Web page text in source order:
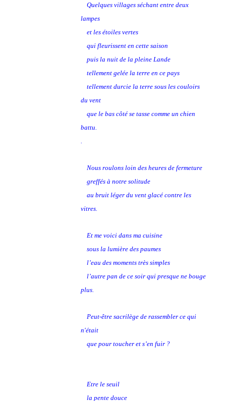
Quelques villages séchant entre deux
lampes
et les étoiles vertes
qui fleurissent en cette saison
puis la nuit de la pleine Lande
tellement gelée la terre en ce pays
tellement durcie la terre sous les couloirs
du vent
que le bas côté se tasse comme un chien
battu.
Nous roulons loin des heures de fermeture
greffés à notre solitude
au bruit léger du vent glacé contre les
vitres.
Et me voici dans ma cuisine
sous la lumière des paumes
l’eau des moments très simples
l’autre pan de ce soir qui presque ne bouge
plus.
Peut-être sacrilège de rassembler ce qui
n'était
que pour toucher et s’en fuir ?
Etre le seuil
la pente douce